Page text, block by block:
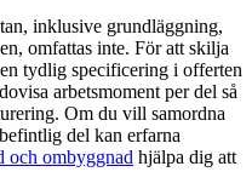
inklusive grundläggning,
omfattas inte. För att skilja
tydlig specificering i offerten
arbetsmoment per del så
Om du vill samordna
del kan erfarna
och ombyggnad hjälpa dig att